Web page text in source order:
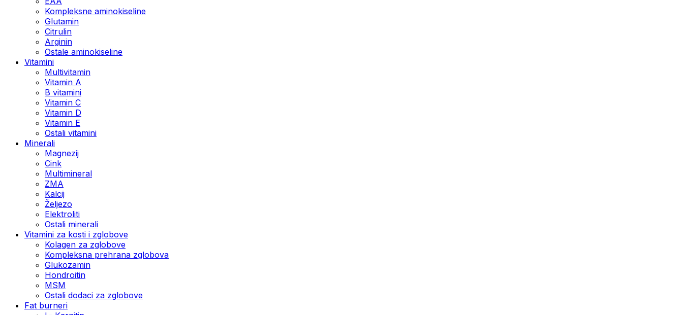
Kompleksne aminokiseline
Glutamin
Citrulin
Arginin
Ostale aminokiseline
Vitamini
Multivitamin
Vitamin A
B vitamini
Vitamin C
Vitamin D
Vitamin E
Ostali vitamini
Minerali
Magnezij
Cink
Multimineral
ZMA
Kalcij
Željezo
Elektroliti
Ostali minerali
Vitamini za kosti i zglobove
Kolagen za zglobove
Kompleksna prehrana zglobova
Glukozamin
Hondroitin
MSM
Ostali dodaci za zglobove
Fat burneri